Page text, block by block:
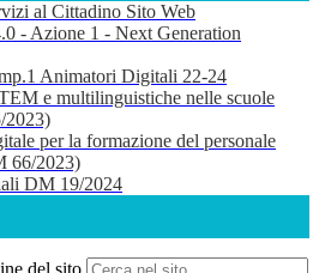
al Cittadino Sito Web
- Azione 1 - Next Generation
Animatori Digitali 22-24
e multilinguistiche nelle scuole
2023)
per la formazione del personale
66/2023)
DM 19/2024